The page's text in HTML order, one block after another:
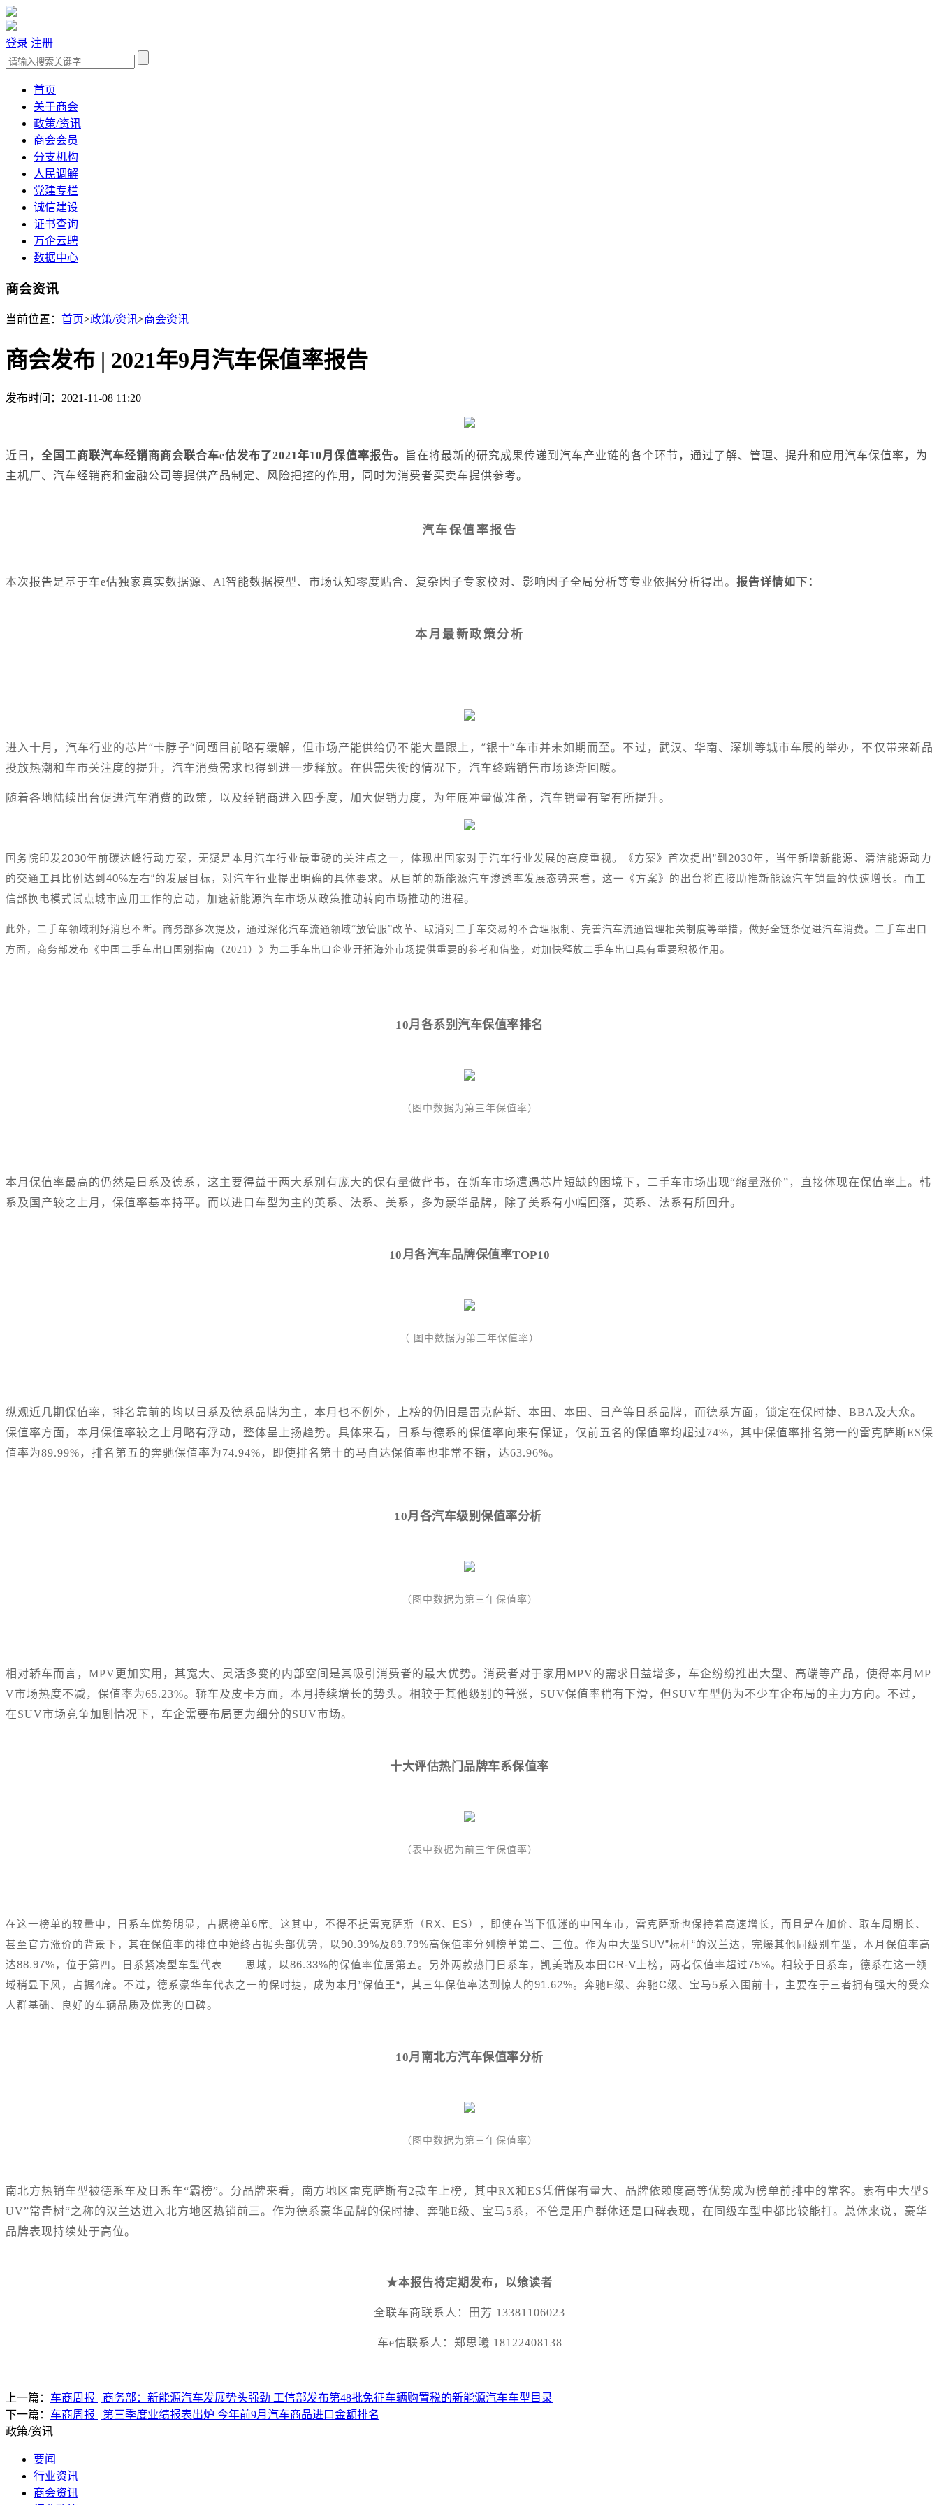
登录 注册
首页
关于商会
政策/资讯
商会会员
分支机构
人民调解
党建专栏
诚信建设
证书查询
万企云聘
数据中心
商会资讯
当前位置： 首页>政策/资讯>商会资讯
商会发布 | 2021年9月汽车保值率报告
发布时间：2021-11-08 11:20
近日， 全国工商联汽车经销商商会联合车e估发布了2021年10月保值率报告。
旨在将最新的研究成果传递到汽车产业链的各个环节，通过了解、管理、提升和应用汽车保值率，为
主机厂、汽车经销商和金融公司等提供产品制定、风险把控的作用，同时为消费者买卖车提供参考。
汽车保值率报告
本次报告是基于车e估独家真实数据源、Al智能数据模型、市场认知零度贴合、复杂因子专家校对、影响因子全局分析等专业依据分析得出。 报告详情如下：
本月最新政策分析
进入十月，汽车行业的芯片”卡脖子“问题目前略有缓解，但市场产能供给仍不能大量跟上，”银十“车市并未如期而至。不过，武汉、华南、深圳等城市车展的举办，不仅带来新品
投放热潮和车市关注度的提升，汽车消费需求也得到进一步释放。在供需失衡的情况下，汽车终端销售市场逐渐回暖。
随着各地陆续出台促进汽车消费的政策，以及经销商进入四季度，加大促销力度，为年底冲量做准备，汽车销量有望有所提升。
国务院印发2030年前碳达峰行动方案，无疑是本月汽车行业最重磅的关注点之一，体现出国家对于汽车行业发展的高度重视。《方案》首次提出”到2030年，当年新增新能源、清洁能源动力
的交通工具比例达到40%左右“的发展目标，对汽车行业提出明确的具体要求。从目前的新能源汽车渗透率发展态势来看，这一《方案》的出台将直接助推新能源汽车销量的快速增长。而工
信部换电模式试点城市应用工作的启动，加速新能源汽车市场从政策推动转向市场推动的进程。
此外，二手车领域利好消息不断。商务部多次提及，通过深化汽车流通领域“放管服”改革、取消对二手车交易的不合理限制、完善汽车流通管理相关制度等举措，做好全链条促进汽车消费。二手车出口
方面，商务部发布《中国二手车出口国别指南（2021）》为二手车出口企业开拓海外市场提供重要的参考和借鉴，对加快释放二手车出口具有重要积极作用 。
10月各系别汽车保值率排名
（图中数据为第三年保值率）
本月保值率最高的仍然是日系及德系，这主要得益于两大系别有庞大的保有量做背书，在新车市场遭遇芯片短缺的困境下，二手车市场出现“缩量涨价”，直接体现在保值率上。韩
系及国产较之上月，保值率基本持平。而以进口车型为主的英系、法系、美系，多为豪华品牌，除了美系有小幅回落，英系、法系有所回升。
10月各汽车品牌保值率TOP10
（ 图中数据为第三年保值率）
纵观近几期保值率，排名靠前的均以日系及德系品牌为主，本月也不例外，上榜的仍旧是雷克萨斯、本田、本田、日产等日系品牌，而德系方面，锁定在保时捷、BBA及大众。
保值率方面，本月保值率较之上月略有浮动，整体呈上扬趋势。具体来看，日系与德系的保值率向来有保证，仅前五名的保值率均超过74%，其中保值率排名第一的雷克萨斯ES保
值率为89.99%，排名第五的奔驰保值率为74.94%，即使排名第十的马自达保值率也非常不错，达63.96%。
10月各汽车级别保值率分析
（图中数据为第三年保值率）
相对轿车而言，MPV更加实用，其宽大、灵活多变的内部空间是其吸引消费者的最大优势。消费者对于家用MPV的需求日益增多，车企纷纷推出大型、高端等产品，使得本月MP
V市场热度不减，保值率为65.23%。轿车及皮卡方面，本月持续增长的势头。相较于其他级别的普涨，SUV保值率稍有下滑，但SUV车型仍为不少车企布局的主力方向。不过，
在SUV市场竞争加剧情况下，车企需要布局更为细分的SUV市场。
十大评估热门品牌车系保值率
（表中数据为前三年保值率）
在这一榜单的较量中，日系车优势明显，占据榜单6席。这其中，不得不提雷克萨斯（RX、ES），即使在当下低迷的中国车市，雷克萨斯也保持着高速增长，而且是在加价、取车周期长、
甚至官方涨价的背景下，其在保值率的排位中始终占据头部优势，以90.39%及89.79%高保值率分列榜单第二、三位。作为中大型SUV”标杆“的汉兰达，完爆其他同级别车型，本月保值率高
达88.97%，位于第四。日系紧凑型车型代表——思域，以86.33%的保值率位居第五。另外两款热门日系车，凯美瑞及本田CR-V上榜，两者保值率超过75%。相较于日系车，德系在这一领
域稍显下风，占据4席。不过，德系豪华车代表之一的保时捷，成为本月”保值王“，其三年保值率达到惊人的91.62%。奔驰E级、奔驰C级、宝马5系入围前十，主要在于三者拥有强大的受众
人群基础、良好的车辆品质及优秀的口碑。
10月南北方汽车保值率分析
（图中数据为第三年保值率）
南北方热销车型被德系车及日系车“霸榜”。分品牌来看，南方地区雷克萨斯有2款车上榜，其中RX和ES凭借保有量大、品牌依赖度高等优势成为榜单前排中的常客。素有中大型S
UV”常青树“之称的汉兰达进入北方地区热销前三。作为德系豪华品牌的保时捷、奔驰E级、宝马5系，不管是用户群体还是口碑表现，在同级车型中都比较能打。总体来说，豪华
品牌表现持续处于高位。
★本报告将定期发布，以飨读者
全联车商联系人：田芳 13381106023
车e估联系人：郑思曦 18122408138
上一篇： 车商周报 | 商务部：新能源汽车发展势头强劲 工信部发布第48批免征车辆购置税的新能源汽车车型目录
下一篇： 车商周报 | 第三季度业绩报表出炉 今年前9月汽车商品进口金额排名
政策/资讯
要闻
行业资讯
商会资讯